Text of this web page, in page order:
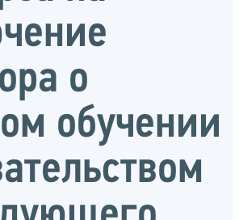
о
обучении